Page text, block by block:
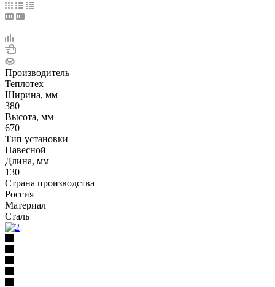
Производитель
Теплотех
Ширина, мм
380
Высота, мм
670
Тип установки
Навесной
Длина, мм
130
Страна производства
Россия
Материал
Сталь